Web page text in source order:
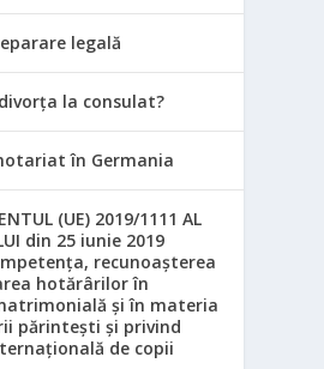
legală
la consulat?
în Germania
(UE) 2019/1111 AL
din 25 iunie 2019
recunoașterea
hotărârilor în
și în materia
părintești și privind
de copii